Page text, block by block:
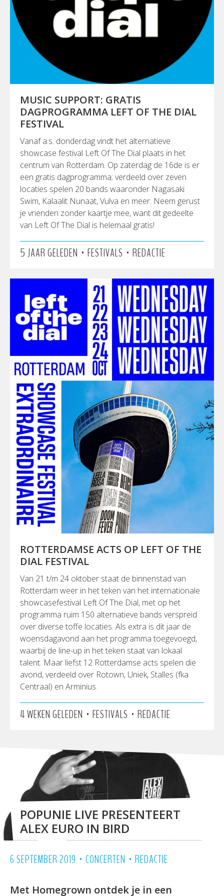
MUSIC SUPPORT: GRATIS
DAGPROGRAMMA LEFT OF THE DIAL
FESTIVAL
Vanaf a.s. donderdag vindt het alternatieve
showcase festival Left Of The Dial plaats in het
centrum van Rotterdam. Op zaterdag de 16de is er
een gratis dagprogramma; verdeeld over zeven
locaties spelen 20 bands waaronder Nagasaki
Swim, Kalaalit Nunaat, Vulva en meer. Neem gerust
je vrienden zonder kaartje mee, want dit gedeelte
van Left Of The Dial is helemaal gratis!
5 JAAR GELEDEN • FESTIVALS • REDACTIE
ROTTERDAMSE ACTS OP LEFT OF THE
DIAL FESTIVAL
Van 21 t/m 24 oktober staat de binnenstad van
Rotterdam weer in het teken van het internationale
showcasefestival Left Of The Dial, met op het
programma ruim 150 alternatieve bands verspreid
over diverse toffe locaties. Als extra is dit jaar de
woensdagavond aan het programma toegevoegd,
waarbij de line-up in het teken staat van lokaal
talent. Maar liefst 12 Rotterdamse acts spelen die
avond, verdeeld over Rotown, Uniek, Stalles (fka
Centraal) en Arminius.
4 WEKEN GELEDEN • FESTIVALS • REDACTIE
POPUNIE LIVE PRESENTEERT
ALEX EURO IN BIRD
6 SEPTEMBER 2019 • CONCERTEN • REDACTIE
Met Homegrown ontdek je in een